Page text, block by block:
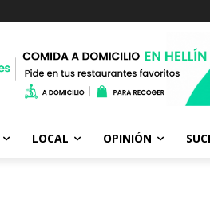
LOCAL OPINIÓN